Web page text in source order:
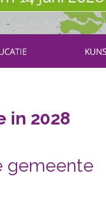
in 2028
gemeente